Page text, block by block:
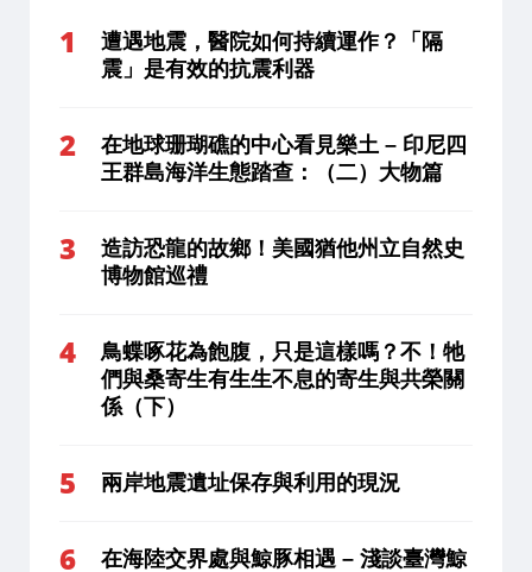
遭遇地震，醫院如何持續運作？「隔
震」是有效的抗震利器
在地球珊瑚礁的中心看見樂土 – 印尼四
王群島海洋生態踏查：（二）大物篇
造訪恐龍的故鄉！美國猶他州立自然史
博物館巡禮
鳥蝶啄花為飽腹，只是這樣嗎？不！牠
們與桑寄生有生生不息的寄生與共榮關
係（下）
兩岸地震遺址保存與利用的現況
在海陸交界處與鯨豚相遇 – 淺談臺灣鯨